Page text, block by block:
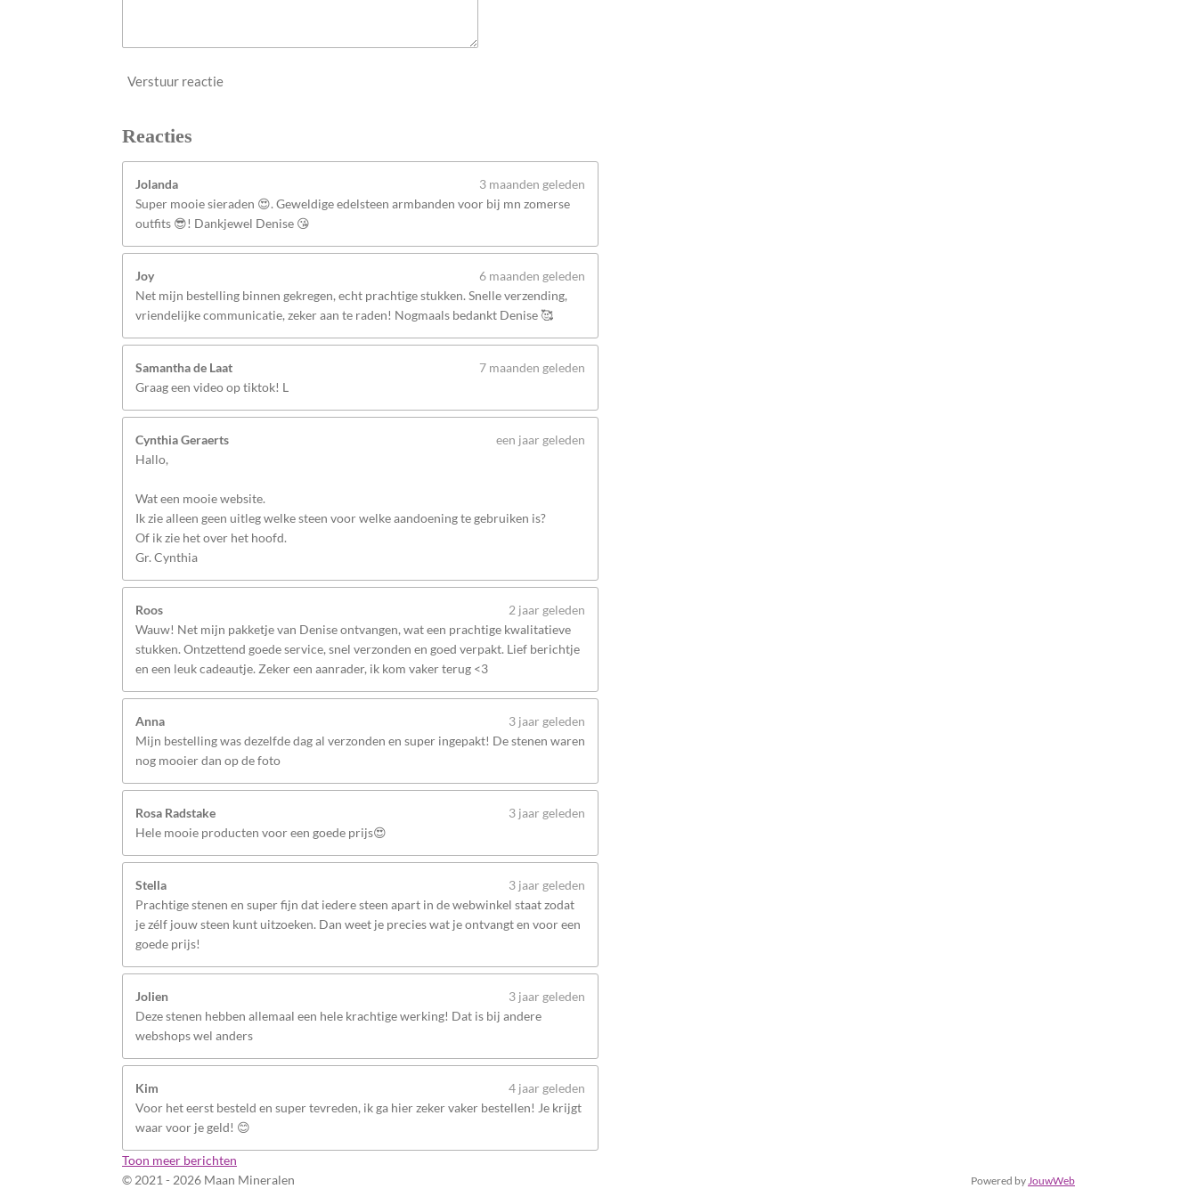
Verstuur reactie
Reacties
Jolanda
3 maanden geleden
Super mooie sieraden 😍. Geweldige edelsteen armbanden voor bij mn zomerse
outfits 😎! Dankjewel Denise 😘
Joy
6 maanden geleden
Net mijn bestelling binnen gekregen, echt prachtige stukken. Snelle verzending,
vriendelijke communicatie, zeker aan te raden! Nogmaals bedankt Denise 🥰
Samantha de Laat
7 maanden geleden
Graag een video op tiktok! L
Cynthia Geraerts
een jaar geleden
Hallo,
Wat een mooie website.
Ik zie alleen geen uitleg welke steen voor welke aandoening te gebruiken is?
Of ik zie het over het hoofd.
Gr. Cynthia
Roos
2 jaar geleden
Wauw! Net mijn pakketje van Denise ontvangen, wat een prachtige kwalitatieve
stukken. Ontzettend goede service, snel verzonden en goed verpakt. Lief berichtje
en een leuk cadeautje. Zeker een aanrader, ik kom vaker terug <3
Anna
3 jaar geleden
Mijn bestelling was dezelfde dag al verzonden en super ingepakt! De stenen waren
nog mooier dan op de foto
Rosa Radstake
3 jaar geleden
Hele mooie producten voor een goede prijs😍
Stella
3 jaar geleden
Prachtige stenen en super fijn dat iedere steen apart in de webwinkel staat zodat
je zélf jouw steen kunt uitzoeken. Dan weet je precies wat je ontvangt en voor een
goede prijs!
Jolien
3 jaar geleden
Deze stenen hebben allemaal een hele krachtige werking! Dat is bij andere
webshops wel anders
Kim
4 jaar geleden
Voor het eerst besteld en super tevreden, ik ga hier zeker vaker bestellen! Je krijgt
waar voor je geld! 😊
Toon meer berichten
© 2021 - 2026 Maan Mineralen
Powered by JouwWeb